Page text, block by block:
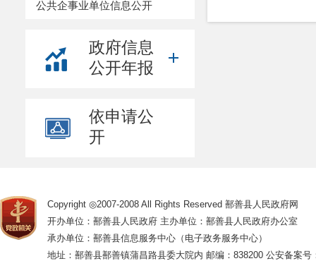
公共企事业单位信息公开
政府信息
公开年报
依申请公
开
Copyright ◎2007-2008 All Rights Reserved 鄯善县人民政府网
开办单位：鄯善县人民政府 主办单位：鄯善县人民政府办公室
承办单位：鄯善县信息服务中心（电子政务服务中心）
地址：鄯善县鄯善镇蒲昌路县委大院内 邮编：838200 公安备案号